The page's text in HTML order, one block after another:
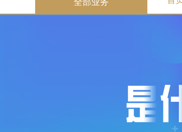
全部业务